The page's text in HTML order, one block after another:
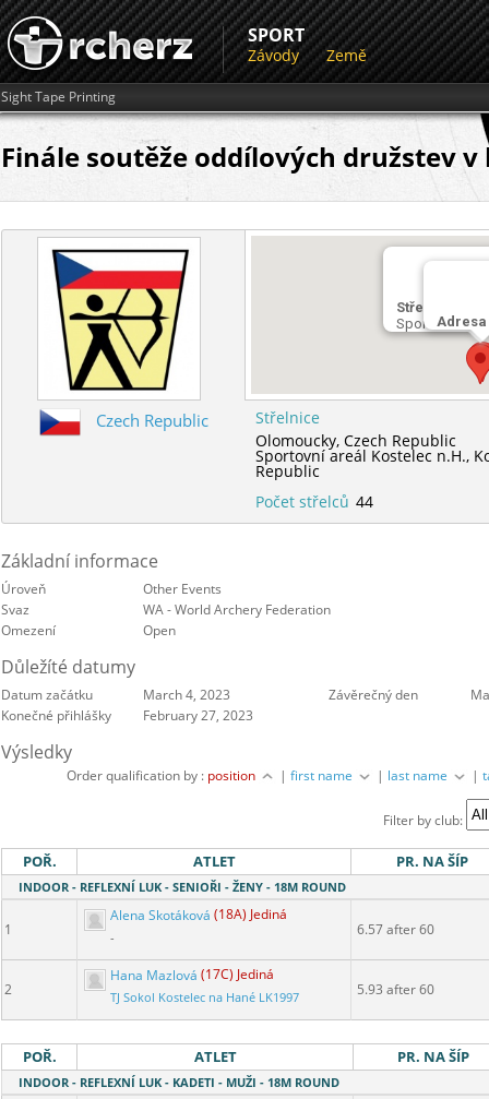
SPORT
Závody Země
Sight Tape Printing
Finále soutěže oddílových družstev
Střelnice
Sportovní
Czech Republic
Střelnice
Olomoucky,Czech Republic
Sportovní areál Kostelec n.H.,
Republic
Počet střelců 44
Základní informace
Úroveň
Other Events
Svaz
WA - World Archery Federation
Omezení
Open
Důležíté datumy
Datum začátku March 4, 2023 Závěrečný den
Konečné přihlášky
February 27, 2023
Výsledky
Order qualification by : position |first name | last name |
Filter by club:
POŘ. ATLET PR. NA ŠÍP
INDOOR - REFLEXNÍ LUK - SENIOŘI - ŽENY - 18M ROUND
1
Alena Skotáková (18A) Jediná
- 6.57 after 60
2
Hana Mazlová (17C) Jediná
TJ Sokol Kostelec na Hané LK1997 5.93 after 60
POŘ. ATLET PR. NA ŠÍP
INDOOR - REFLEXNÍ LUK - KADETI - MUŽI - 18M ROUND